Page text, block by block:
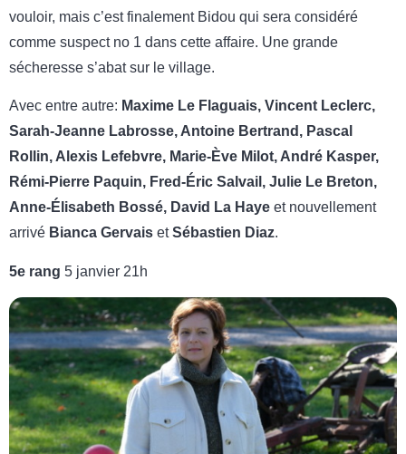
vouloir, mais c’est finalement Bidou qui sera considéré
comme suspect no 1 dans cette affaire. Une grande
sécheresse s’abat sur le village.
Avec entre autre: Maxime Le Flaguais, Vincent Leclerc,
Sarah-Jeanne Labrosse, Antoine Bertrand, Pascal
Rollin, Alexis Lefebvre, Marie-Ève Milot, André Kasper,
Rémi-Pierre Paquin, Fred-Éric Salvail, Julie Le Breton,
Anne-Élisabeth Bossé, David La Haye et nouvellement
arrivé Bianca Gervais etSébastien Diaz.
5e rang 5 janvier 21h